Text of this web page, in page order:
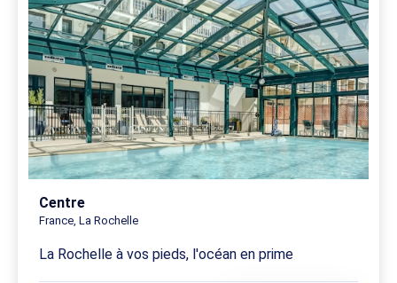
Centre
France, La Rochelle
La Rochelle à vos pieds, l'océan en prime